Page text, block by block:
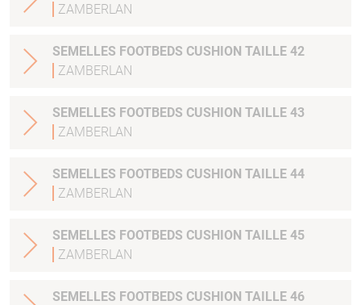
ZAMBERLAN
SEMELLES FOOTBEDS CUSHION TAILLE 42
ZAMBERLAN
SEMELLES FOOTBEDS CUSHION TAILLE 43
ZAMBERLAN
SEMELLES FOOTBEDS CUSHION TAILLE 44
ZAMBERLAN
SEMELLES FOOTBEDS CUSHION TAILLE 45
ZAMBERLAN
SEMELLES FOOTBEDS CUSHION TAILLE 46